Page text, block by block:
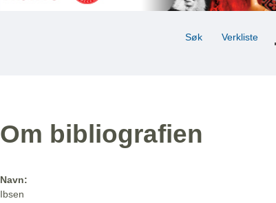
Søk Verkliste
Om bibliografien
Navn:
Ibsen